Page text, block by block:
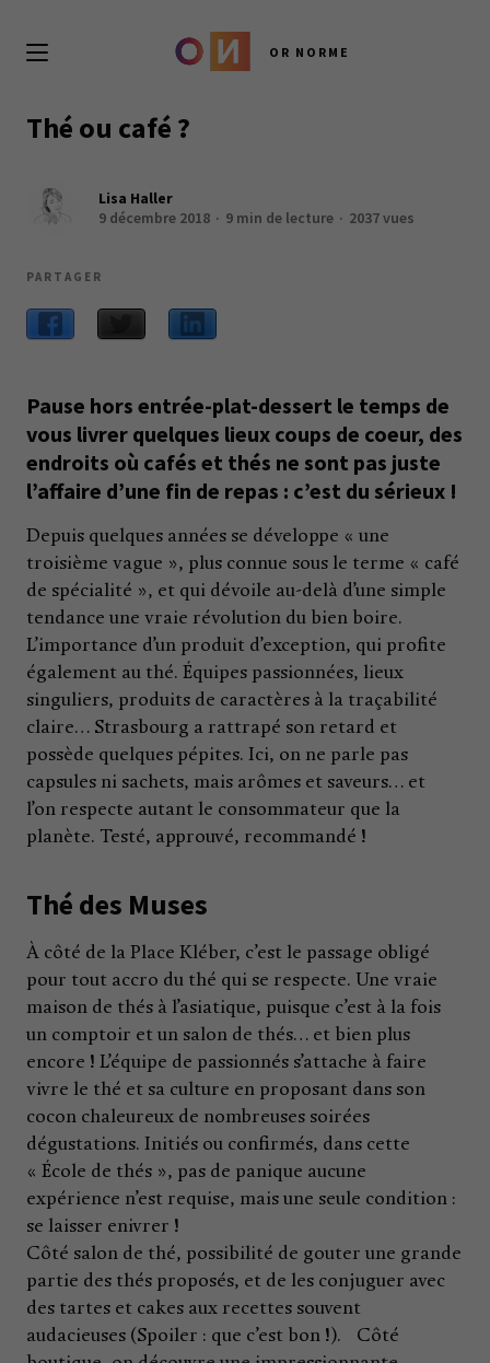
OR NORME
Thé ou café ?
Lisa Haller
9 décembre 2018
9 min de lecture 2037 vues
PARTAGER
Pause hors entrée-plat-dessert le temps de
vous livrer quelques lieux coups de coeur, des
endroits où cafés et thés ne sont pas juste
l’affaire d’une fin de repas : c’est du sérieux !
Depuis quelques années se développe « une
troisième vague », plus connue sous le terme « café
de spécialité », et qui dévoile au-delà d’une simple
tendance une vraie révolution du bien boire.
L’importance d’un produit d’exception, qui profite
également au thé. Équipes passionnées, lieux
singuliers, produits de caractères à la traçabilité
claire… Strasbourg a rattrapé son retard et
possède quelques pépites. Ici, on ne parle pas
capsules ni sachets, mais arômes et saveurs… et
l’on respecte autant le consommateur que la
planète. Testé, approuvé, recommandé !
Thé des Muses
À côté de la Place Kléber, c’est le passage obligé
pour tout accro du thé qui se respecte. Une vraie
maison de thés à l’asiatique, puisque c’est à la fois
un comptoir et un salon de thés… et bien plus
encore ! L’équipe de passionnés s’attache à faire
vivre le thé et sa culture en proposant dans son
cocon chaleureux de nombreuses soirées
dégustations. Initiés ou confirmés, dans cette
« École de thés », pas de panique aucune
expérience n’est requise, mais une seule condition :
se laisser enivrer !
Côté salon de thé, possibilité de gouter une grande
partie des thés proposés, et de les conjuguer avec
des tartes et cakes aux recettes souvent
audacieuses (Spoiler : que c’est bon !). Côté